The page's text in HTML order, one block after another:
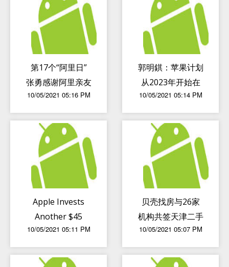
第17个“阿里日”
张勇感谢阿里亲友
们背后默默的卓越
贡献
10/05/2021 05:16 PM
郭明錤：苹果计划
从2023年开始在
iPhone中搭载自
研5G基带芯片
10/05/2021 05:14 PM
Apple Invests
Another $45
Million In
Corning, Likely
For Foldable
10/05/2021 05:11 PM
贝壳找房与26家
机构共签天津二手
房交易服务自律承
诺书
10/05/2021 05:07 PM